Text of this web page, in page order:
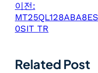
이전:
0SIT TR
Related Post